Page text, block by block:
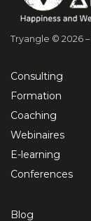
Tryangle © 2026 –
Consulting
Formation
Coaching
Webinaires
E-learning
Conferences
Blog